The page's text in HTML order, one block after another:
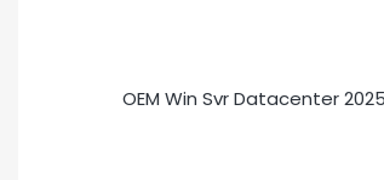
OEM Win Svr Datacenter